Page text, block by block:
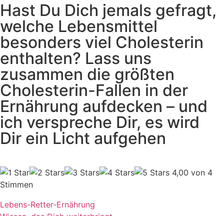
Hast Du Dich jemals gefragt,
welche Lebensmittel
besonders viel Cholesterin
enthalten? Lass uns
zusammen die größten
Cholesterin-Fallen in der
Ernährung aufdecken – und
ich verspreche Dir, es wird
Dir ein Licht aufgehen
4,00 von 4
Stimmen
Lebens-Retter-Ernährung